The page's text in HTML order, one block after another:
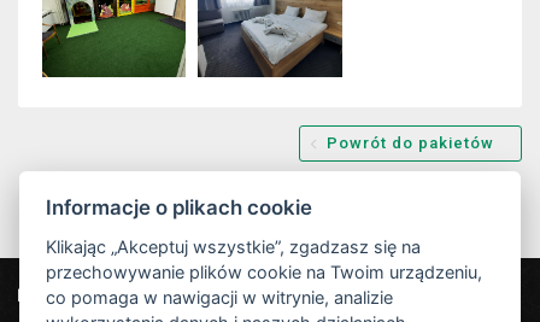
Powrót do pakietów
Hotel Červenohorské sedlo
Informacje o plikach cookie
Klikając „Akceptuj wszystkie”, zgadzasz się na
przechowywanie plików cookie na Twoim urządzeniu,
co pomaga w nawigacji w witrynie, analizie